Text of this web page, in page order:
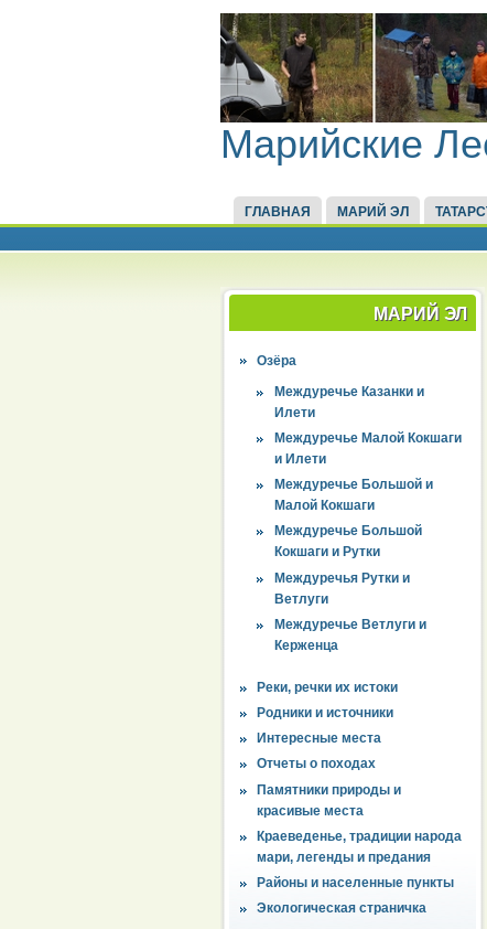
Марийские
ГЛАВНАЯ МАРИЙ ЭЛ
МАРИЙ ЭЛ
Озёра
Междуречье Казанки и
Илети
Междуречье Малой Кокшаги
и Илети
Междуречье Большой и
Малой Кокшаги
Междуречье Большой
Кокшаги и Рутки
Междуречья Рутки и
Ветлуги
Междуречье Ветлуги и
Керженца
Реки, речки их истоки
Родники и источники
Интересные места
Отчеты о походах
Памятники природы и
красивые места
Краеведенье, традиции народа
мари, легенды и предания
Районы и населенные пункты
Экологическая страничка